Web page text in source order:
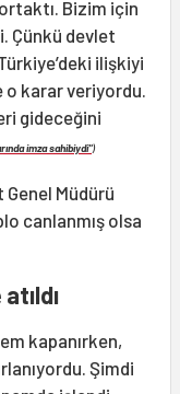
Bizim için
Çünkü devlet
ilişkiyi
o karar veriyordu.
gideceğini
imza sahibiydi")
Genel Müdürü
canlanmış olsa
kapanırken,
Şimdi